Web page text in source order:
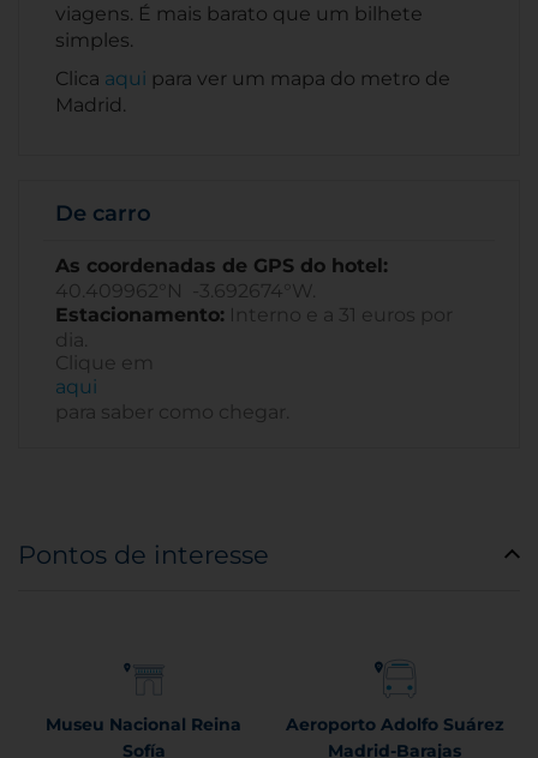
viagens. É mais barato que um bilhete
simples.
Clica aqui para ver um mapa do metro de
Madrid.
De carro
As coordenadas de GPS do hotel:
40.409962°N -3.692674°W.
Estacionamento: Interno e a 31 euros por
dia.
Clique em
aqui
para saber como chegar.
Pontos de interesse
Museu Nacional Reina
Sofía
Aeroporto Adolfo Suárez
Madrid-Barajas